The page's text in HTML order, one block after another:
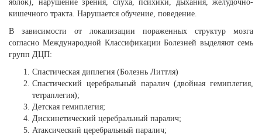
яблок), нарушение зрения, слуха, психики, дыхания, желудочно-
кишечного тракта. Нарушается обучение, поведение.
В зависимости от локализации пораженных структур мозга
согласно Международной Классификации Болезней выделяют семь
групп ДЦП:
Спастическая диплегия (Болезнь Литтля)
Спастический церебральный паралич (двойная гемиплегия,
тетраплегия);
Детская гемиплегия;
Дискинетический церебральный паралич;
Атаксический церебральный паралич;